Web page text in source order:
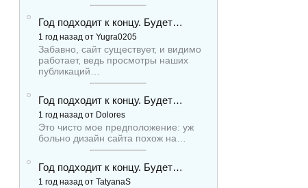
Год подходит к концу. Будет…
1 год назад от Yugra0205
Забавно, сайт существует, и видимо
работает, ведь просмотры наших
публикаций…
Год подходит к концу. Будет…
1 год назад от Dolores
Это чисто мое предположение: уж
больно дизайн сайта похож на…
Год подходит к концу. Будет…
1 год назад от TatyanaS